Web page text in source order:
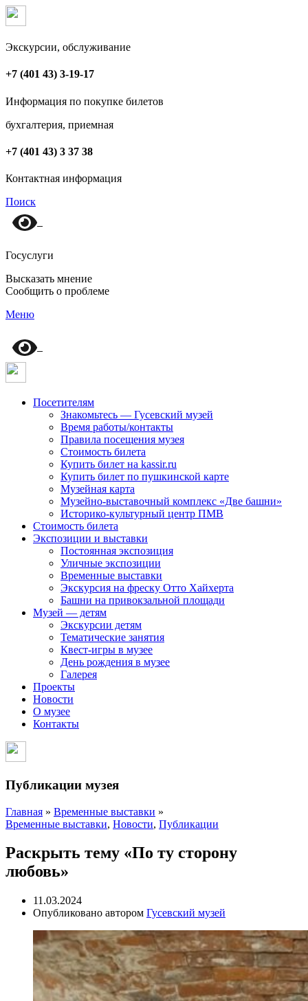
Экскурсии, обслуживание
+7 (401 43) 3-19-17
Информация по покупке билетов
бухгалтерия, приемная
+7 (401 43) 3 37 38
Контактная информация
Поиск
Госуслуги
Высказать мнение
Сообщить о проблеме
Меню
Посетителям
Знакомьтесь — Гусевский музей
Время работы/контакты
Правила посещения музея
Стоимость билета
Купить билет на kassir.ru
Купить билет по пушкинской карте
Музейная карта
Музейно-выставочный комплекс «Две башни»
Историко-культурный центр ПМВ
Стоимость билета
Экспозиции и выставки
Постоянная экспозиция
Уличные экспозиции
Временные выставки
Экскурсия на фреску Отто Хайхерта
Башни на привокзальной площади
Музей — детям
Экскурсии детям
Тематические занятия
Квест-игры в музее
День рождения в музее
Галерея
Проекты
Новости
О музее
Контакты
Публикации музея
Главная » Временные выставки »
Временные выставки, Новости, Публикации
Раскрыть тему «По ту сторону
любовь»
11.03.2024
Опубликовано автором Гусевский музей